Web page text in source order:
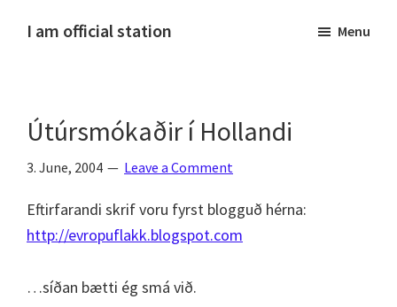
I am official station
fréttir
Hannesi
og
annað
Menu
Útúrsmókaðir í Hollandi
3. June, 2004 Leave a Comment
Eftirfarandi skrif voru fyrst blogguð hérna:
http://evropuflakk.blogspot.com
…síðan bætti ég smá við.